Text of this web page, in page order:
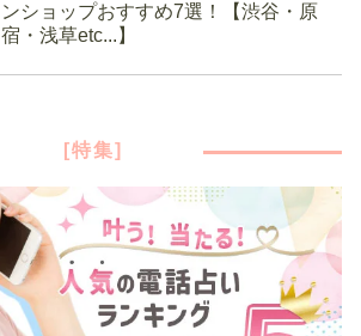
ンショップおすすめ7選！【渋谷・原
宿・浅草etc...】
[特集]